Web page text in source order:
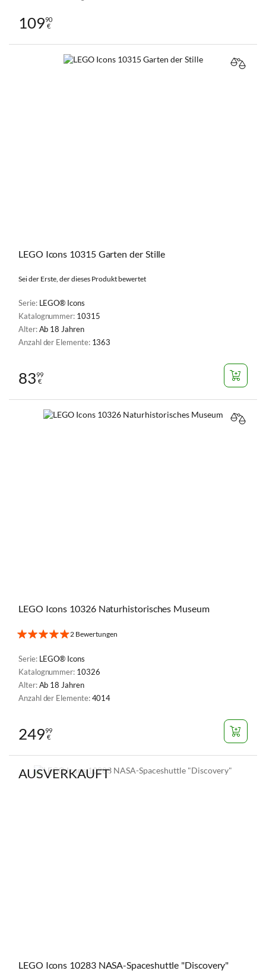
10990
€
LEGO Icons 10315 Garten der Stille
Sei der Erste, der dieses Produkt bewertet
Serie: LEGO® Icons
Katalognummer: 10315
Alter:Ab 18 Jahren
Anzahl der Elemente: 1363
8399
€
LEGO Icons 10326 Naturhistorisches Museum
2 Bewertungen
Serie: LEGO® Icons
Katalognummer: 10326
Alter:Ab 18 Jahren
Anzahl der Elemente:4014
24999
€
AUSVERKAUFT
LEGO Icons 10283 NASA-Spaceshuttle "Discovery"